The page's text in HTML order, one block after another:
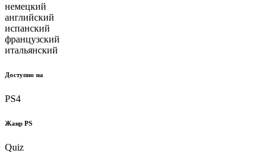
немецкий
английский
испанский
французский
итальянский
Доступно на
PS4
Жанр PS
Quiz